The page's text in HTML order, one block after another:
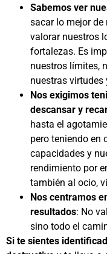
Sabemos ver
sacar lo mejor
valorar nuestros
fortalezas. Es
nuestros límites,
nuestras virtudes
Nos exigimos
descansar y
hasta el
pero teniendo en
capacidades y
rendimiento por
también al ocio,
Nos centramos
resultados: No
sino todo el
Si te sientes